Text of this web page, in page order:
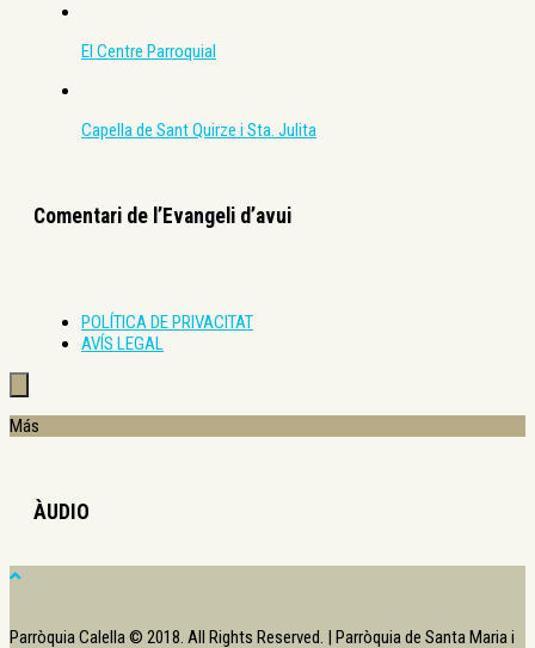
El Centre Parroquial
Capella de Sant Quirze i Sta. Julita
Comentari de l’Evangeli d’avui
POLÍTICA DE PRIVACITAT
AVÍS LEGAL
Más
ÀUDIO
Parròquia Calella © 2018. All Rights Reserved. | Parròquia de Santa Maria i